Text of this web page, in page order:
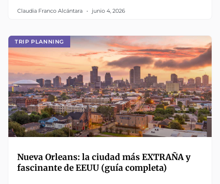
Claudia Franco Alcántara junio 4, 2026
TRIP PLANNING
Nueva Orleans: la ciudad más EXTRAÑA y
fascinante de EEUU (guía completa)